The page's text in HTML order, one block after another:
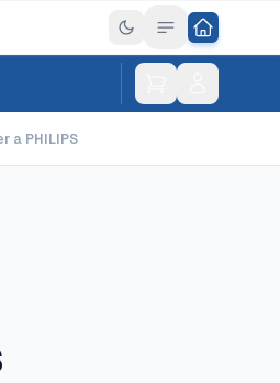
a PHILIPS